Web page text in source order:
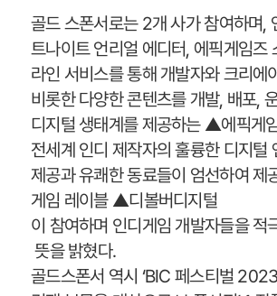
골드 스폰서로는 2개 사가 참여하며,
트나이트 언리얼 에디터, 에픽게임즈
라인 서비스를 통해 개발자와 크리에
비롯한 다양한 콘텐츠를 개발, 배포,
디지털 생태계를 제공하는 ▲에픽게
전세계 인디 제작자의 훌륭한 디지털
제공과 유쾌한 동료들이 엄선하여 제
게임 레이블 ▲디볼버디지털
이 참여하며 인디게임 개발자들을 적
뜻을 밝혔다.
골드스폰서 역시 ‘BIC 페스티벌